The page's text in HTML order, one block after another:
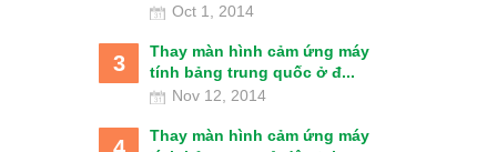
Oct 1, 2014
3
Thay màn hình cảm ứng máy
tính bảng trung quốc ở đ...
Nov 12, 2014
Thay màn hình cảm ứng máy